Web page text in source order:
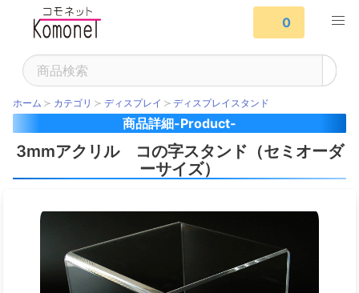
0
ホーム カテゴリ ディスプレイ ディスプレイスタンド
商品詳細-Product-
3mmアクリル コの字スタンド（セミオーダ
ーサイズ）